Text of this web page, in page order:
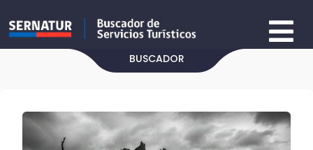
BUSCADOR